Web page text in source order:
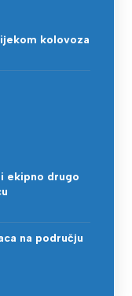
kolovoza
ekipno drugo
na području